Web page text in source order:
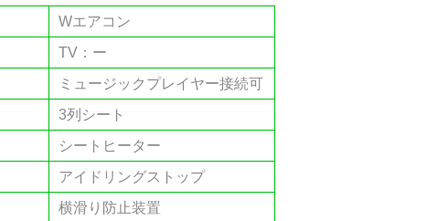
Wエアコン
TV：ー
ミュージックプレイヤー接続可
3列シート
シートヒーター
アイドリングストップ
横滑り防止装置